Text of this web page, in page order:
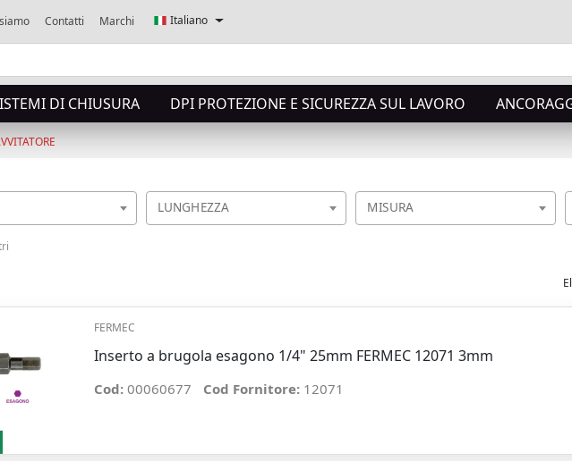
Contatti Marchi Italiano
DI CHIUSURA DPI PROTEZIONE E SICUREZZA SUL LAVORO
LUNGHEZZA MISURA
FERMEC
Inserto a brugola esagono 1/4" 25mm FERMEC 12071 3mm
Cod: 00060677 Cod Fornitore: 12071